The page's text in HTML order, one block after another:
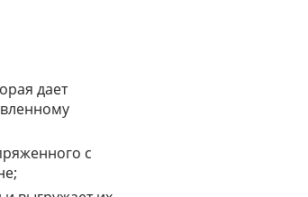
дает
с